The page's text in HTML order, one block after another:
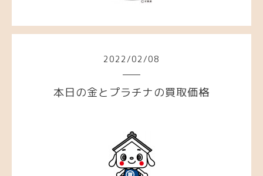
2022/02/08
本日の金とプラチナの買取価格